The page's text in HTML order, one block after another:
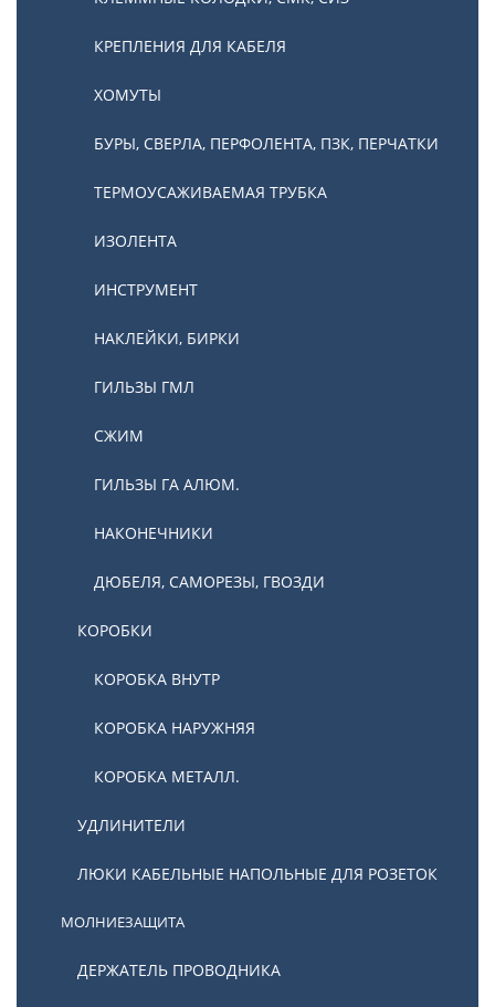
КРЕПЛЕНИЯ ДЛЯ КАБЕЛЯ
ХОМУТЫ
БУРЫ, СВЕРЛА, ПЕРФОЛЕНТА, ПЗК, ПЕРЧАТКИ
ТЕРМОУСАЖИВАЕМАЯ ТРУБКА
ИЗОЛЕНТА
ИНСТРУМЕНТ
НАКЛЕЙКИ, БИРКИ
ГИЛЬЗЫ ГМЛ
СЖИМ
ГИЛЬЗЫ ГА АЛЮМ.
НАКОНЕЧНИКИ
ДЮБЕЛЯ, САМОРЕЗЫ, ГВОЗДИ
КОРОБКИ
КОРОБКА ВНУТР
КОРОБКА НАРУЖНЯЯ
КОРОБКА МЕТАЛЛ.
УДЛИНИТЕЛИ
ЛЮКИ КАБЕЛЬНЫЕ НАПОЛЬНЫЕ ДЛЯ РОЗЕТОК
МОЛНИЕЗАЩИТА
ДЕРЖАТЕЛЬ ПРОВОДНИКА